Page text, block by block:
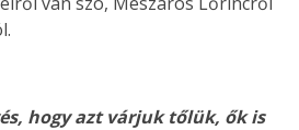
hogy azt várjuk tőlük, ők is